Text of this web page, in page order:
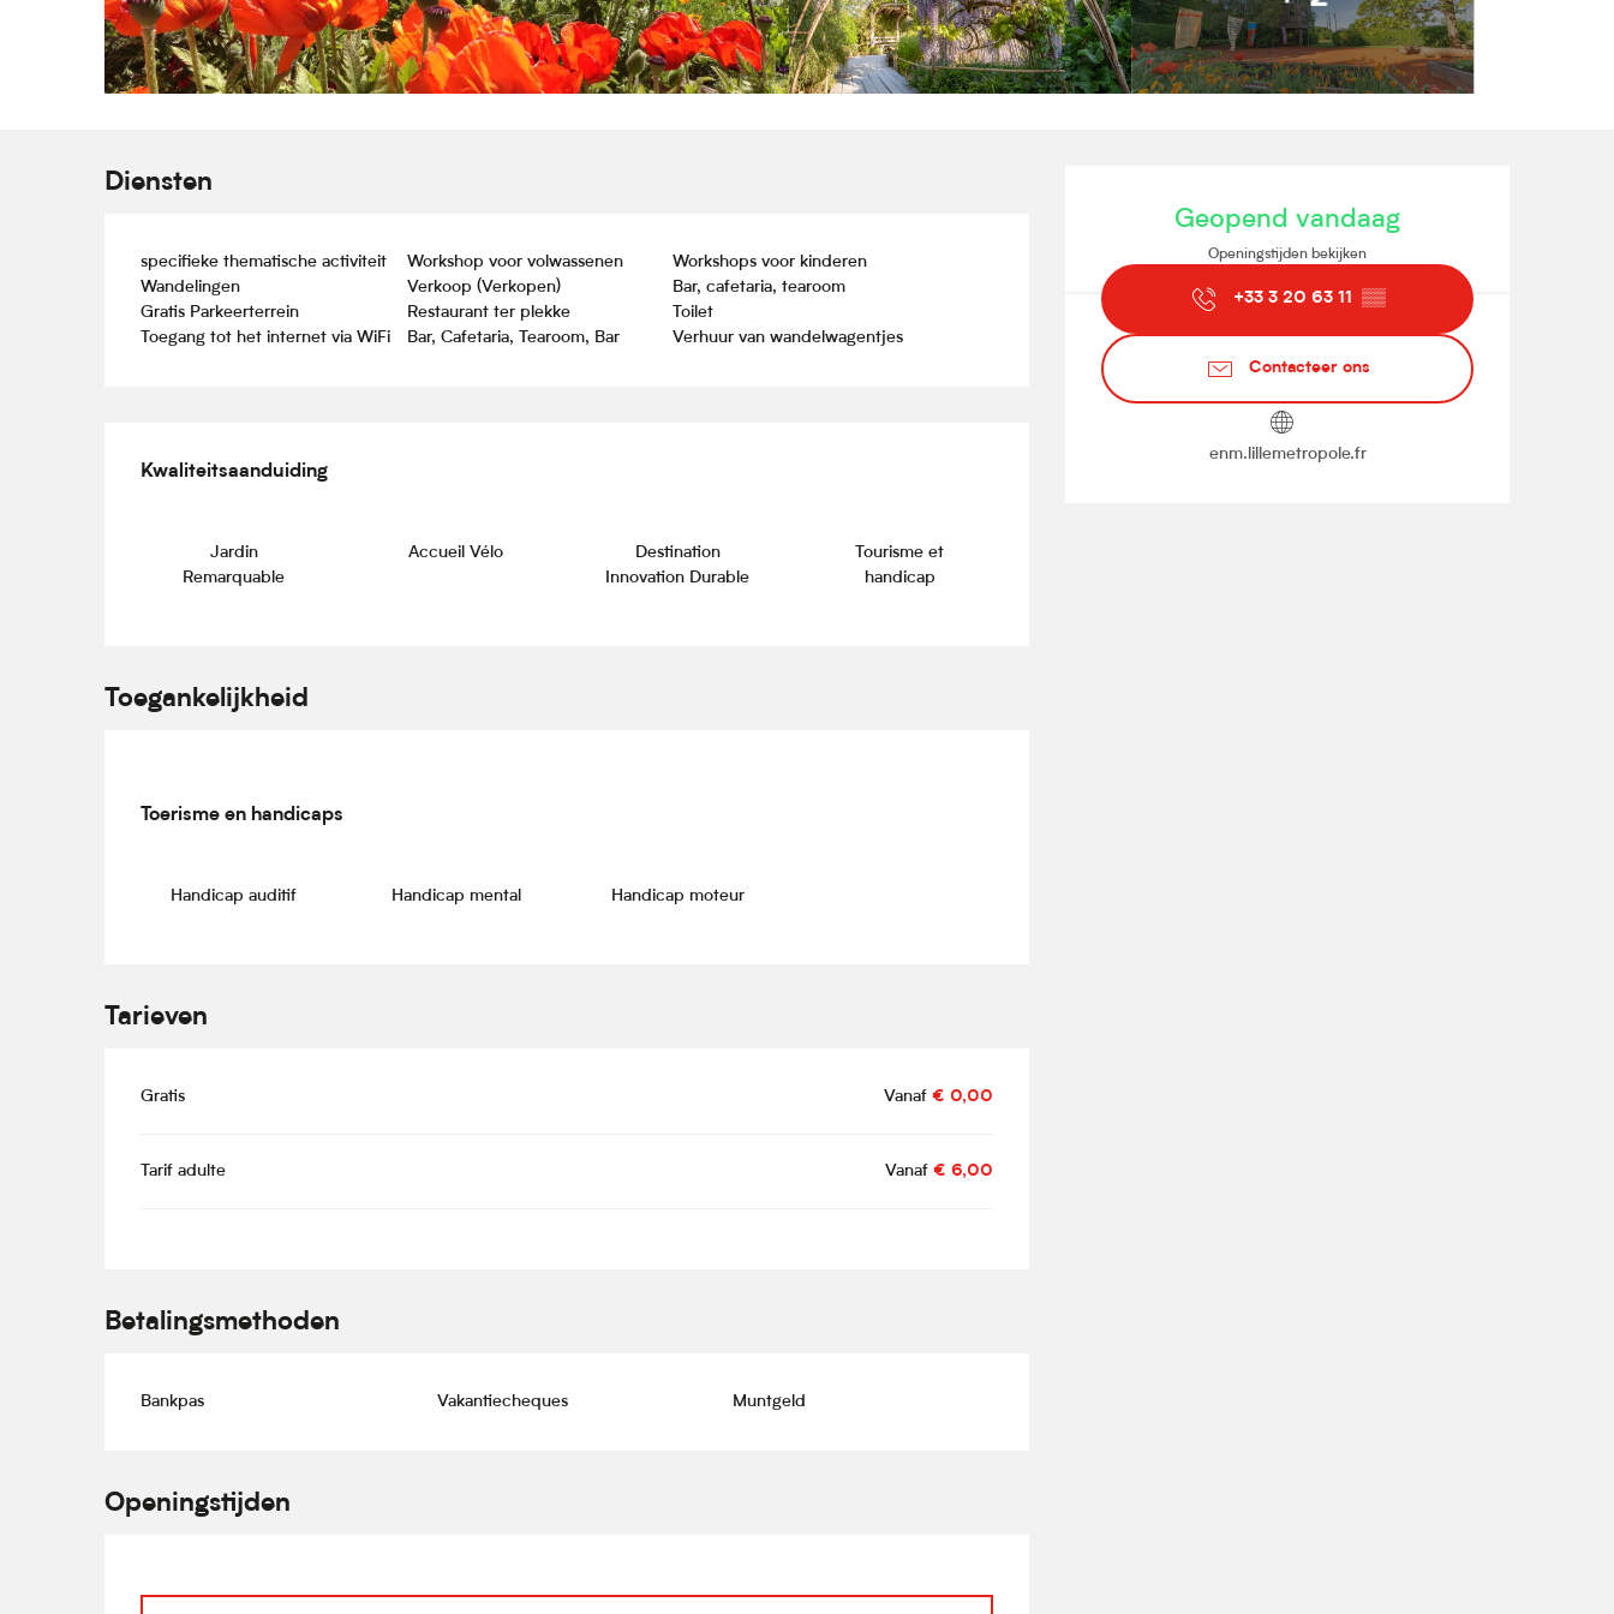
Geopend vandaag
Openingstijden bekijken
+33 3 20 63 11 ▒▒
Contacteer ons
enm.lillemetropole.fr
Diensten
specifieke thematische activiteit Workshop voor volwassenen
Workshops voor kinderen
Wandelingen
Verkoop (Verkopen)
Bar, cafetaria, tearoom
Gratis Parkeerterrein
Restaurant ter plekke
Toilet
Toegang tot het internet via WiFi
Bar, Cafetaria, Tearoom, Bar Verhuur van wandelwagentjes
Dienstverlening
Kwaliteitsaanduiding
Kwaliteitsaanduiding
Jardin
Remarquable
Accueil Vélo
Destination
Innovation Durable
Tourisme et
handicap
Toegankelijkheid
Toerisme en handicaps
Toerisme en handicaps
Handicap auditif Handicap mental Handicap moteur
Tarieven
Gratis Vanaf€ 0,00
Tarif adulte Vanaf€ 6,00
Betalingsmethoden
Bankpas Vakantiecheques Muntgeld
Openingstijden